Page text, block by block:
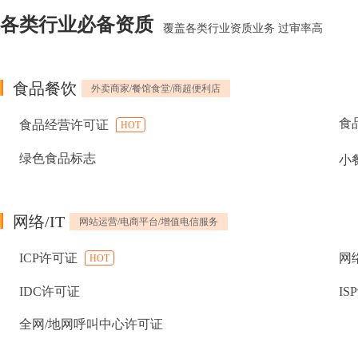
各类行业必备资质 覆盖各类行业资质业务 过审率高
食品餐饮 外卖商家/餐馆食堂/商超便利店
食品经营许可证 HOT 食
绿色食品标志 小
网络/IT 网站运营/电商平台/增值电信服务
ICP许可证 HOT 网
IDC许可证
全网/地网呼叫中心许可证